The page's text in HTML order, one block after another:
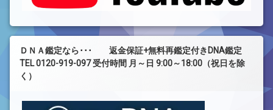
ＤＮＡ鑑定なら･･･ 返金保証+無料再鑑定付きDNA鑑定
TEL 0120-919-097 受付時間 月～日 9:00～18:00（祝日を除
く）